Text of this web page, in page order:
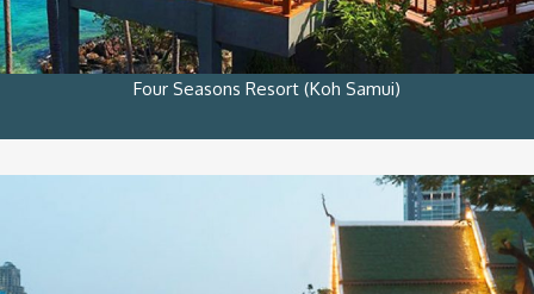
Four Seasons Resort (Koh Samui)